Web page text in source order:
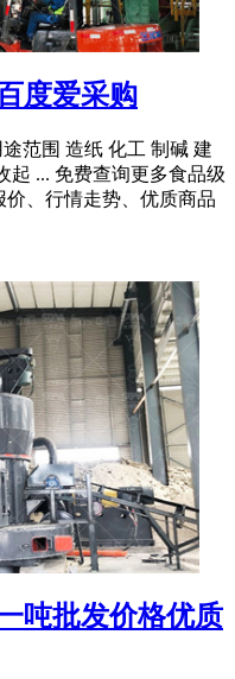
度爱采购
范围 造纸 化工 制碱 建
起 ... 免费查询更多食品级
、行情走势、优质商品
吨批发价格优质